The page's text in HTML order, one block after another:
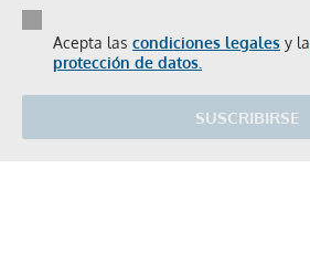
Acepta las condiciones legales y la
protección de datos.
SUSCRIBIRSE